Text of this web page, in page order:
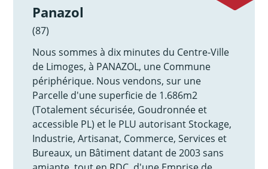
Panazol
(87)
Nous sommes à dix minutes du Centre-Ville
de Limoges, à PANAZOL, une Commune
périphérique. Nous vendons, sur une
Parcelle d'une superficie de 1.686m2
(Totalement sécurisée, Goudronnée et
accessible PL) et le PLU autorisant Stockage,
Industrie, Artisanat, Commerce, Services et
Bureaux, un Bâtiment datant de 2003 sans